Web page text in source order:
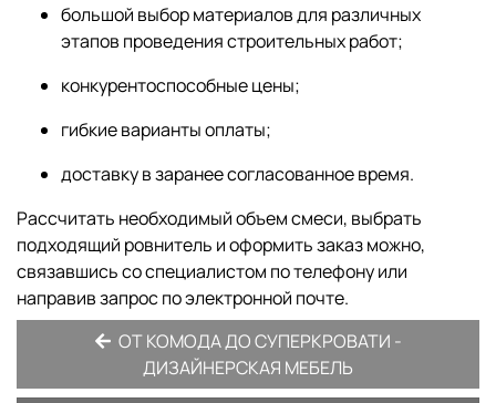
большой выбор материалов для различных
этапов проведения строительных работ;
конкурентоспособные цены;
гибкие варианты оплаты;
доставку в заранее согласованное время.
Рассчитать необходимый объем смеси, выбрать
подходящий ровнитель и оформить заказ можно,
связавшись со специалистом по телефону или
направив запрос по электронной почте.
ОТ КОМОДА ДО СУПЕРКРОВАТИ -
ДИЗАЙНЕРСКАЯ МЕБЕЛЬ